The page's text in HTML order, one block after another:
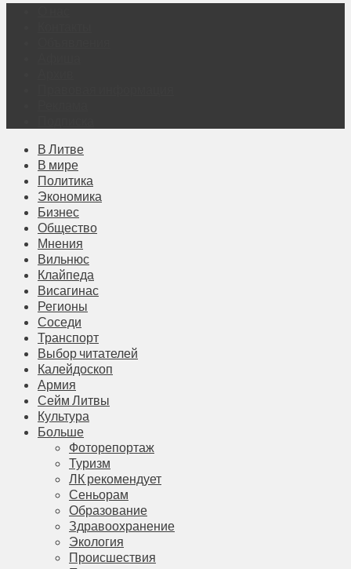
В Литве
В мире
Политика
Экономика
Бизнес
Общество
Мнения
Вильнюс
Клайпеда
Висагинас
Регионы
Соседи
Транспорт
Выбор читателей
Калейдоскоп
Армия
Сейм Литвы
Культура
Больше
Фоторепортаж
Туризм
ЛК рекомендует
Сеньорам
Образование
Здравоохранение
Экология
Происшествия